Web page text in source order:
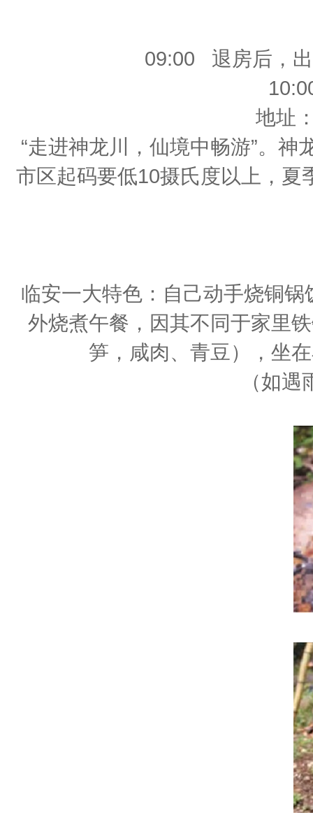
09:00 退房后，
地址
“走进神龙川，仙境中畅游”。
市区起码要低10摄氏度以上，夏
临安一大特色：自己动手烧铜
外烧煮午餐，因其不同于家里
笋，咸肉、青豆），坐
（如